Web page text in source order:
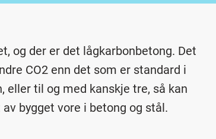
og der er det lågkarbonbetong. Det
CO2 enn det som er standard i
eller til og med kanskje tre, så kan
bygget vore i betong og stål.